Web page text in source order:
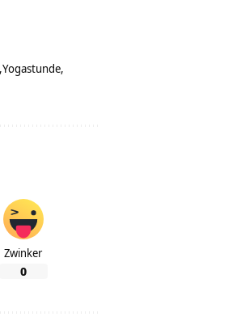
Yogastunde
Zwinker
0